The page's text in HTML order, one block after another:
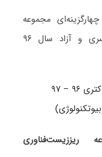
مجموعه
ریززیست فناوری کنکور دکتری سراسری و آزاد سال ۹۶
دانلود مجموعه سؤالات آزمون دکتری ۹۶ – ۹۷
ریززیست‌فناوری